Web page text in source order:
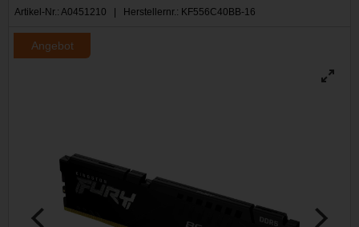
Artikel-Nr.: A0451210 | Herstellernr.: KF556C40BB-16
Angebot